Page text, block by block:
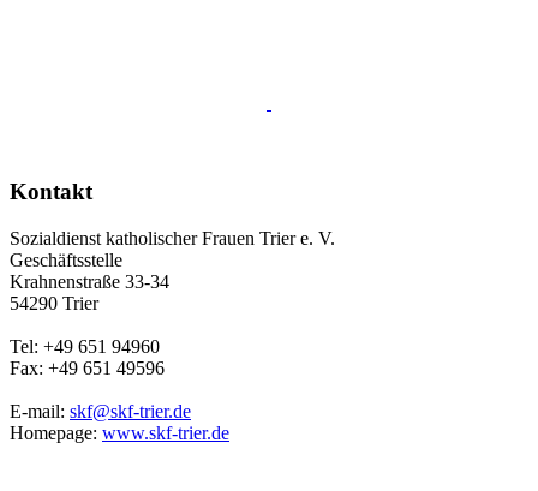
Kontakt
Sozialdienst katholischer Frauen Trier e. V.
Geschäftsstelle
Krahnenstraße 33-34
54290 Trier
Tel: +49 651 94960
Fax: +49 651 49596
E-mail: skf@skf-trier.de
Homepage: www.skf-trier.de